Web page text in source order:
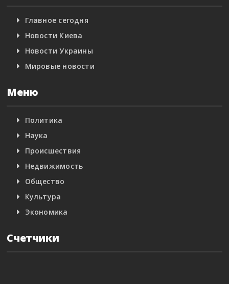
Главное сегодня
Новости Киева
Новости Украины
Мировые новости
Меню
Политика
Наука
Происшествия
Недвижимость
Общество
Культура
Экономика
Счетчики